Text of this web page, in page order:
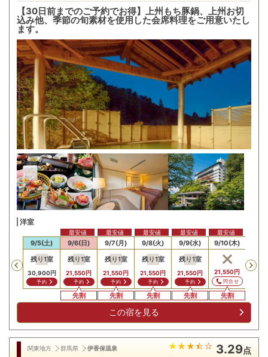
【30日前までのご予約でお得】上州もち豚鍋、上州お切
込み他、季節の旬素材を使用した会席料理をご用意いたし
ます。
洋室
Previous
9/5(土)
残り1室
30,900円
予約
9/6(日)
残り1室
21,550円
予約
先割
最安値
9/7(月)
残り1室
21,550円
予約
先割
最安値
9/8(火)
残り1室
21,550円
予約
先割
最安値
9/9(水)
残り1室
21,550円
予約
先割
最安値
9/10(木)
21,550円
問合せ
先割
最安値
残り
この宿を見る
関東地方 群馬県 伊香保温泉 3.29点